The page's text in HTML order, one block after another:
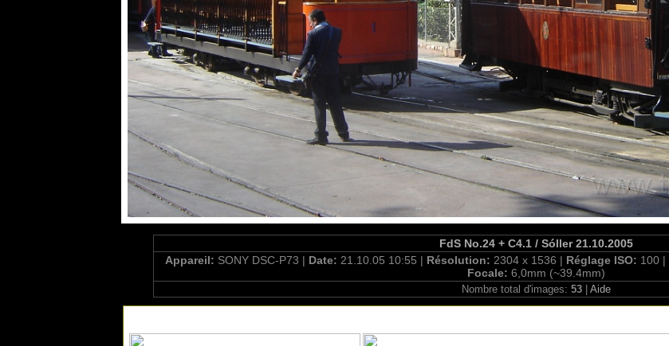
FdS No.24 + C4.1 / Sóller 21.10.2005
Appareil: SONY DSC-P73 | Date: 21.10.05 10:55 | Résolution: 2304 x 1536 | Réglage ISO: 100 |
Focale: 6,0mm (~39.4mm)
Nombre total d'images: 53| Aide